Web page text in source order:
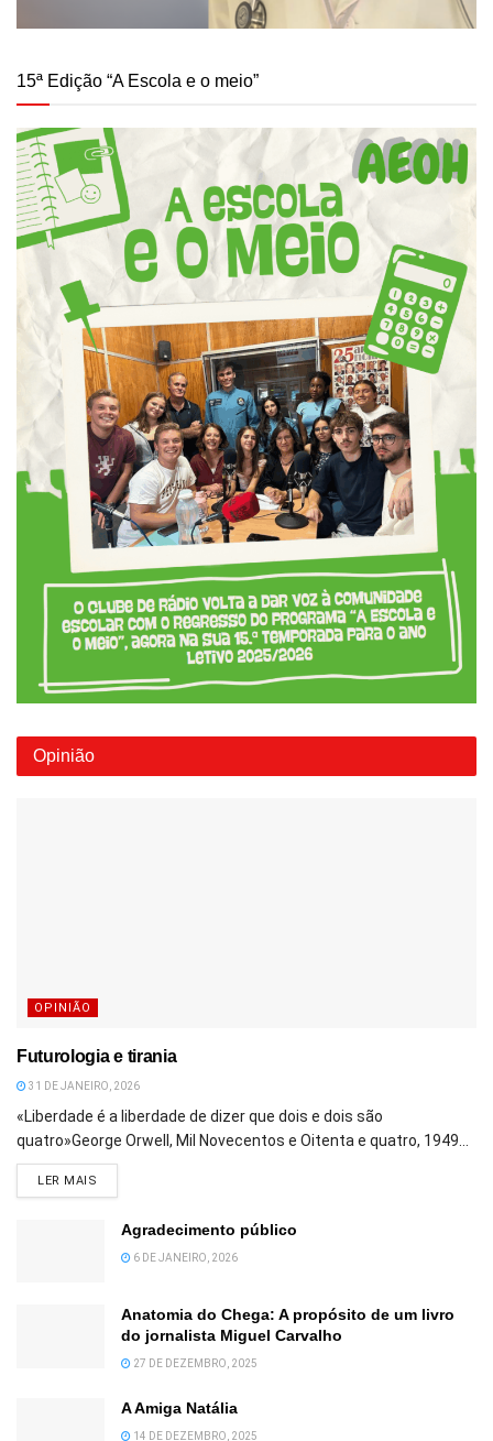
15ª Edição “A Escola e o meio”
Opinião
OPINIÃO
Futurologia e tirania
31 DE JANEIRO, 2026
«Liberdade é a liberdade de dizer que dois e dois são
quatro»George Orwell, Mil Novecentos e Oitenta e quatro, 1949...
LER MAIS
Agradecimento público
6 DE JANEIRO, 2026
Anatomia do Chega: A propósito de um livro
do jornalista Miguel Carvalho
27 DE DEZEMBRO, 2025
A Amiga Natália
14 DE DEZEMBRO, 2025